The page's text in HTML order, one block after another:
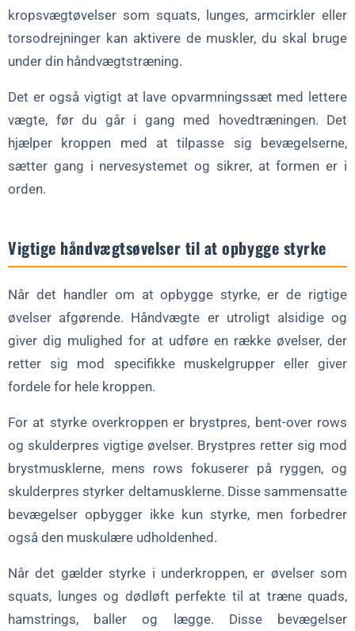
kropsvægtøvelser som squats, lunges, armcirkler eller
torsodrejninger kan aktivere de muskler, du skal bruge
under din håndvægtstræning.
Det er også vigtigt at lave opvarmningssæt med lettere
vægte, før du går i gang med hovedtræningen. Det
hjælper kroppen med at tilpasse sig bevægelserne,
sætter gang i nervesystemet og sikrer, at formen er i
orden.
Vigtige håndvægtsøvelser til at opbygge styrke
Når det handler om at opbygge styrke, er de rigtige
øvelser afgørende. Håndvægte er utroligt alsidige og
giver dig mulighed for at udføre en række øvelser, der
retter sig mod specifikke muskelgrupper eller giver
fordele for hele kroppen.
For at styrke overkroppen er brystpres, bent-over rows
og skulderpres vigtige øvelser. Brystpres retter sig mod
brystmusklerne, mens rows fokuserer på ryggen, og
skulderpres styrker deltamusklerne. Disse sammensatte
bevægelser opbygger ikke kun styrke, men forbedrer
også den muskulære udholdenhed.
Når det gælder styrke i underkroppen, er øvelser som
squats, lunges og dødløft perfekte til at træne quads,
hamstrings, baller og lægge. Disse bevægelser